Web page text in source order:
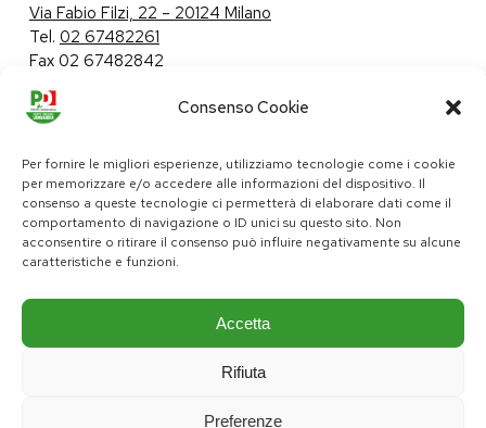
Consenso Cookie
Per fornire le migliori esperienze, utilizziamo tecnologie come i cookie
per memorizzare e/o accedere alle informazioni del dispositivo. Il
consenso a queste tecnologie ci permetterà di elaborare dati come il
comportamento di navigazione o ID unici su questo sito. Non
acconsentire o ritirare il consenso può influire negativamente su alcune
caratteristiche e funzioni.
Accetta
Rifiuta
Preferenze
Via Fabio Filzi, 22 – 20124 Milano
Tel. 02 67482261
Fax 02 67482842
Tutela dei dati personali|Politica sui cookie
pd@consiglio.regione.lombardia.it
ufficiostampa.pd@consiglio.regione.lombardia.it
Pagine Facebook Gruppo Consiliare PD LombardiaPagina Messenger Gruppo Consiliare PD LombardiaPagina Instagram Gruppo PD LombardiaPagina Youtube Gruppo PD Lombardia